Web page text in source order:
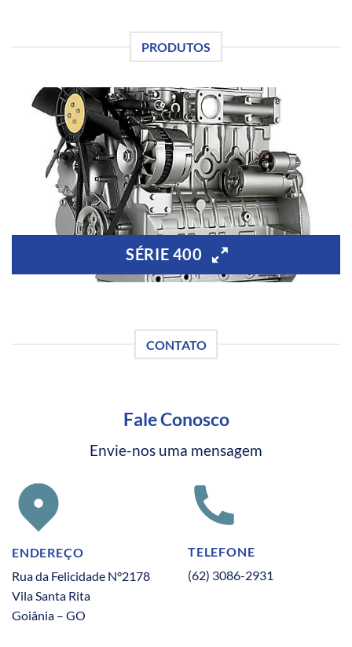
PRODUTOS
SÉRIE 400
CONTATO
Fale Conosco
Envie-nos uma mensagem
ENDEREÇO
Rua da Felicidade N°2178
Vila Santa Rita
Goiânia – GO
TELEFONE
(62) 3086-2931